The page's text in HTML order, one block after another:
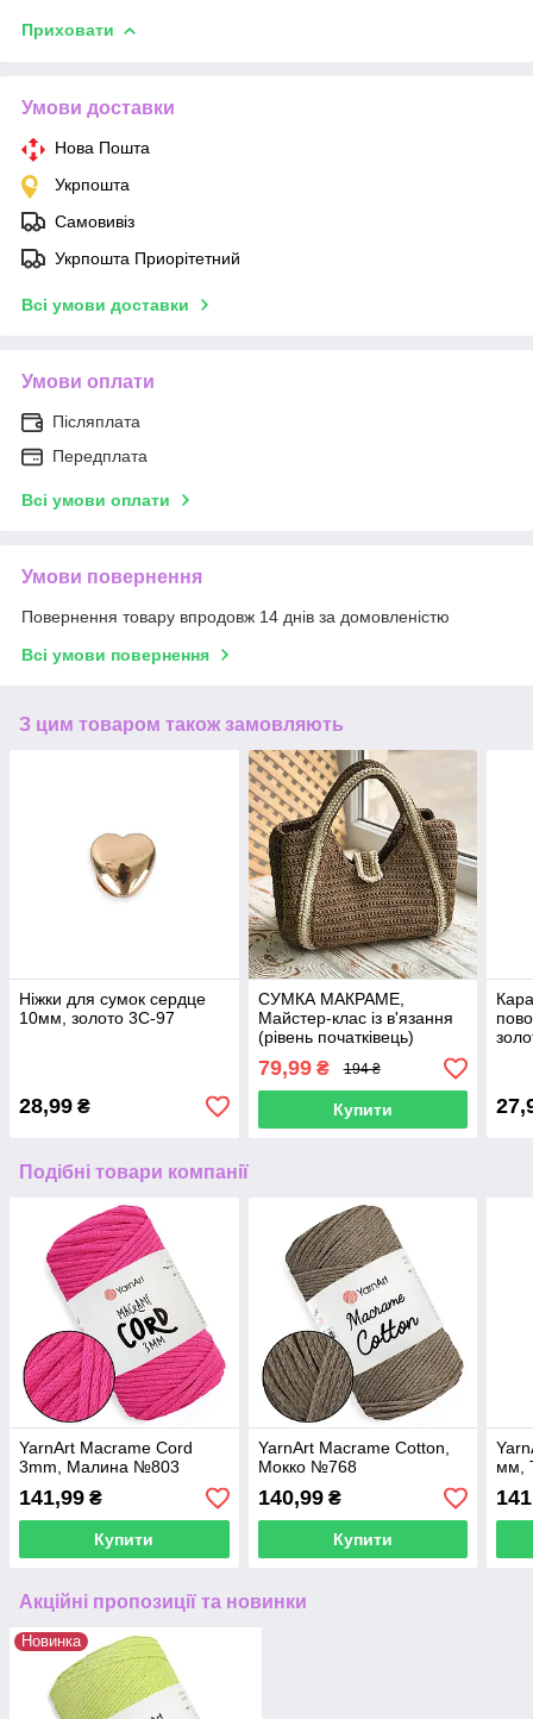
Приховати
Умови доставки
Нова Пошта
Укрпошта
Самовивіз
Укрпошта Приорітетний
Всі умови доставки
Умови оплати
Післяплата
Передплата
Всі умови оплати
Умови повернення
Повернення товару впродовж 14 днів за домовленістю
Всі умови повернення
З цим товаром також замовляють
Ніжки для сумок сердце
10мм, золото 3C-97
28,99 ₴
СУМКА МАКРАМЕ,
Майстер-клас із в'язання
(рівень початківець)
79,99₴ 194 ₴
Купити
Подібні товари компанії
YarnArt Macrame Cord
3mm, Малина №803
141,99 ₴
Купити
YarnArt Macrame Cotton,
Мокко №768
140,99₴
Купити
мм,
Акційні пропозиції та новинки
Новинка